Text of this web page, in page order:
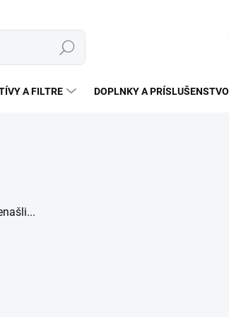
Hľadať
A FILTRE DOPLNKY A PRÍSLUŠENSTVO